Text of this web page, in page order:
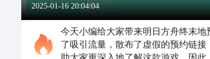
2025-01-16 20:04:04
今天小编给大家带来明日方舟终末
了吸引流量，散布了虚假的预约链